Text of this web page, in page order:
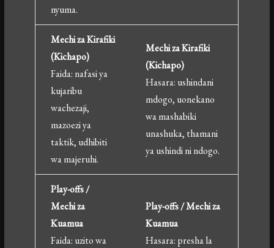
nyuma.
Mechi za Kirafiki
(Kichapo)
Faida: nafasi ya
kujaribu
wachezaji,
mazoezi ya
taktik, udhibiti
wa majeruhi.
Mechi za Kirafiki
(Kichapo)
Hasara: ushindani
mdogo, uonekano
wa mashabiki
unashuka, thamani
ya ushindi ni ndogo.
Play-offs /
Mechi za
Kuamua
Faida: uzito wa
Play-offs / Mechi za
Kuamua
Hasara: presha la